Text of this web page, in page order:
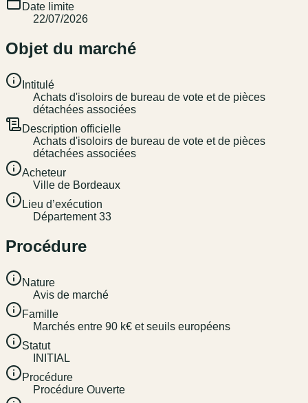
Date limite
22/07/2026
Objet du marché
Intitulé
Achats d'isoloirs de bureau de vote et de pièces
détachées associées
Description officielle
Achats d'isoloirs de bureau de vote et de pièces
détachées associées
Acheteur
Ville de Bordeaux
Lieu d’exécution
Département 33
Procédure
Nature
Avis de marché
Famille
Marchés entre 90 k€ et seuils européens
Statut
INITIAL
Procédure
Procédure Ouverte